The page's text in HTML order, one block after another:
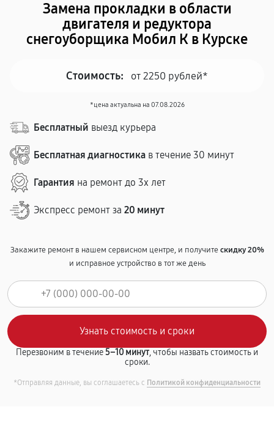
Замена прокладки в области
двигателя и редуктора
снегоуборщика Мобил К в Курске
Стоимость: от 2250 рублей*
*цена актуальна на 07.08.2026
Бесплатный выезд курьера
Бесплатная диагностика в течение 30 минут
Гарантия на ремонт до 3х лет
Экспресс ремонт за 20 минут
Закажите ремонт в нашем сервисном центре, и получитескидку 20%
и исправное устройство в тот же день
Перезвоним в течение5–10 минут, чтобы назвать стоимость и
сроки.
*Отправляя данные, вы соглашаетесь с Политикой конфиденциальности